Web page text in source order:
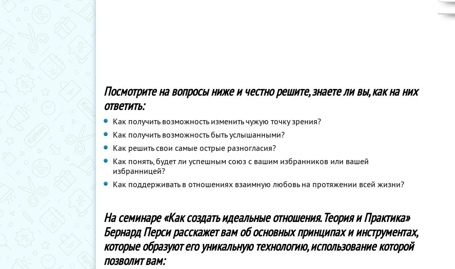
Посмотрите на вопросы ниже и честно решите, знаете ли вы, как на них
ответить:
Как получить возможность изменить чужую точку зрения?
Как получить возможность быть услышанными?
Как решить свои самые острые разногласия?
Как понять, будет ли успешным союз с вашим избранников или вашей
избранницей?
Как поддерживать в отношениях взаимную любовь на протяжении всей жизни?
На семинаре «Как создать идеальные отношения. Теория и Практика»
Бернард Перси расскажет вам об основных принципах и инструментах,
которые образуют его уникальную технологию, использование которой
позволит вам: